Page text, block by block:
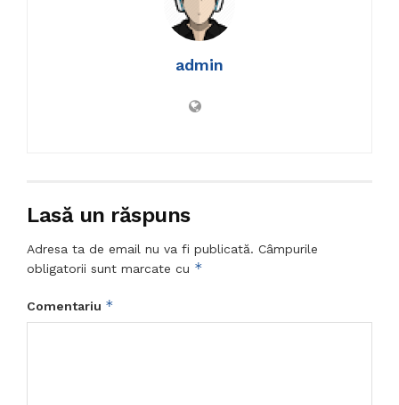
admin
Lasă un răspuns
Adresa ta de email nu va fi publicată. Câmpurile
obligatorii sunt marcate cu *
Comentariu *